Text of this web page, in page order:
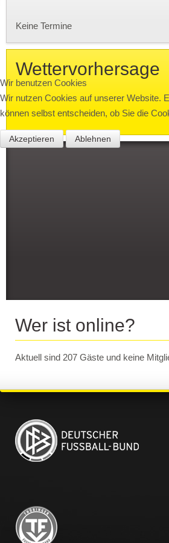
Keine Termine
Wettervorhersage
Wer ist online?
Aktuell sind 207 Gäste und keine
Wir benutzen Cookies
Wir nutzen Cookies auf unserer Website.
können selbst entscheiden, ob Sie die
Akzeptieren Ablehnen